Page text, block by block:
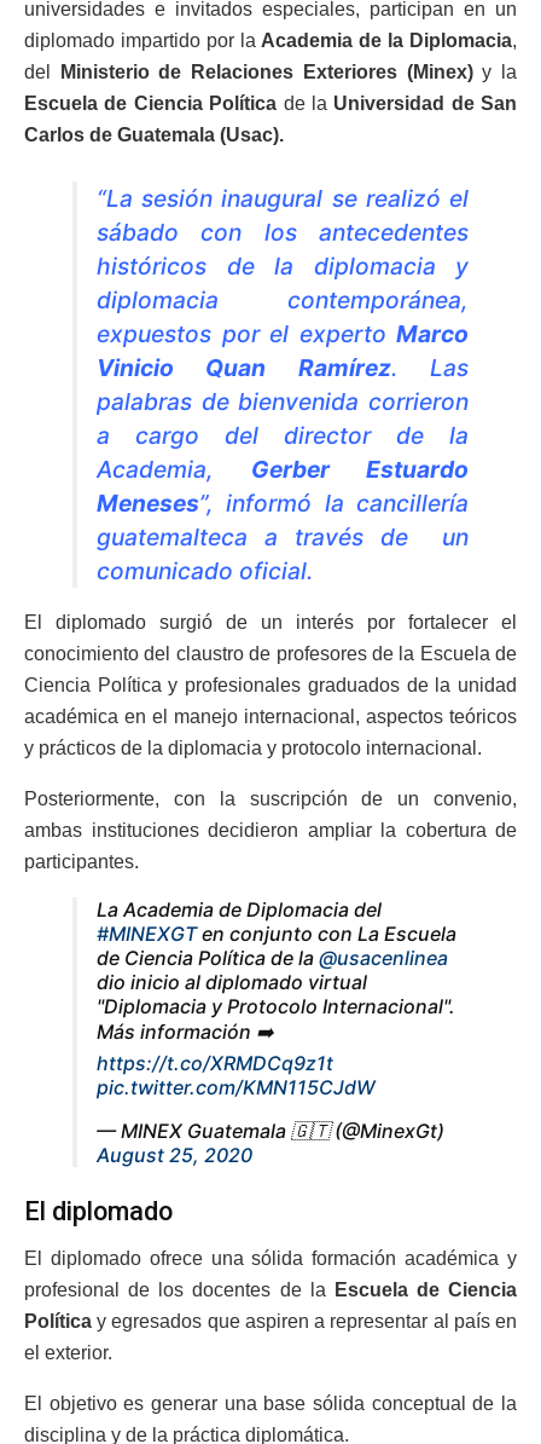
universidades e invitados especiales, participan en un
diplomado impartido por la Academia de la Diplomacia,
del
Ministerio de Relaciones Exteriores (Minex)y la
Escuela de Ciencia Política de la Universidad de San
Carlos de Guatemala (Usac).
“La sesión inaugural se realizó el
sábado con los antecedentes
históricos de la diplomacia y
diplomacia contemporánea,
expuestos por el experto Marco
Vinicio Quan Ramírez. Las
palabras de bienvenida corrieron
a cargo del director de la
Academia, Gerber Estuardo
Meneses”, informó la cancillería
guatemalteca a través de un
comunicado oficial.
El diplomado surgió de un interés por fortalecer el
conocimiento del claustro de profesores de la Escuela de
Ciencia Política y profesionales graduados de la unidad
académica en el manejo internacional, aspectos teóricos
y prácticos de la diplomacia y protocolo internacional.
Posteriormente, con la suscripción de un convenio,
ambas instituciones decidieron ampliar la cobertura de
participantes.
La Academia de Diplomacia del
#MINEXGTen conjunto con La Escuela
de Ciencia Política de la @usacenlinea
dio inicio al diplomado virtual
"Diplomacia y Protocolo Internacional".
Más información ➡️
https://t.co/XRMDCq9z1t
pic.twitter.com/KMN115CJdW
— MINEX Guatemala 🇬🇹 (@MinexGt)
August 25, 2020
El diplomado
El diplomado ofrece una sólida formación académica y
profesional de los docentes de la
Escuela de Ciencia
Política y egresados que aspiren a representar al país en
el exterior.
El objetivo es generar una base sólida conceptual de la
disciplina y de la práctica diplomática.